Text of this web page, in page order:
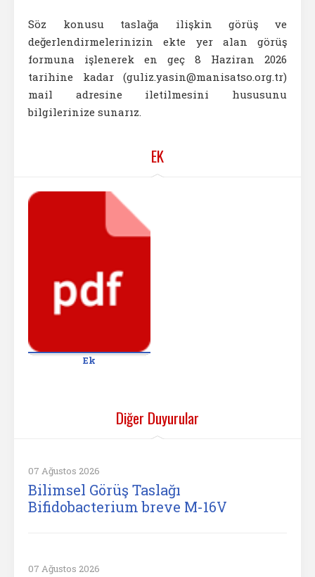
Söz konusu taslağa ilişkin görüş ve
değerlendirmelerinizin ekte yer alan görüş
formuna işlenerek en geç 8 Haziran 2026
tarihine kadar (guliz.yasin@manisatso.org.tr)
mail adresine iletilmesini hususunu
bilgilerinize sunarız.
EK
Ek
Diğer Duyurular
07 Ağustos 2026
Bilimsel Görüş Taslağı
Bifidobacterium breve M-16V
07 Ağustos 2026